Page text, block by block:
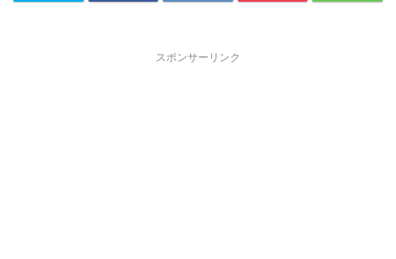
スポンサーリンク